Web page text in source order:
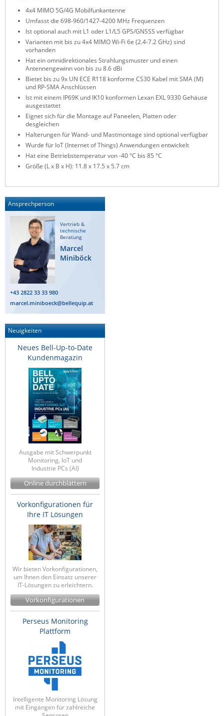
WATTECO
Westermo
Yuasa
ZPE Systems
News zu unseren Herstellern
4x4 MIMO 5G/4G Mobilfunkantenne
Umfasst die 698-960/1427-4200 MHz Frequenzen
Ist optional auch mit L1 oder L1/L5 GPS/GNSSS verfügbar
Varianten mit bis zu 4x4 MIMO Wi-Fi 6e (2.4-7.2 GHz) sind
vorhanden
Hat ein omnidirektionales Strahlungsmuster und einen
Antennengewinn von bis zu 8.6 dBi
Bietet bis zu 9x UN ECE R118 konforme CS30 Kabel mit SMA (M)
und RP-SMA Anschlüssen
Ist mit einem IP69K und IK10 konformen Lexan EXL 9330 Gehäuse
ausgestattet
Eignet sich für die Montage auf Paneelen, Platten oder
desgleichen
Halterungen für Wand- und Mastmontage sind optional verfügbar
Wurde für IoT (Internet of Things) Anwendungen entwickelt
Hat eine Betriebstemperatur von -40 °C bis 85 °C
Größe (L x B x H): 11.8 x 17.5 x 5.7 cm
Ansprechperson
Vertrieb &
technische
Beratung
Marcel
Miniböck
+43 2822 33 33 980
marcel.miniboeck@bellequip.at
Neuigkeiten
Neues Bell-Up-to-Date
Kundenmagazin
Ausgabe mit Schwerpunkt
Monitoring, IoT und
Industrie PCs (AI)
Online durchblättern
Vorkonfigurationen für
Ihre IT Lösungen
Wir bieten Vorkonfigurationen,
um Ihnen den Einsatz unserer
IT-Lösungen zu erleichtern.
Vorkonfigurationen
Perseus Monitoring
Plattform
Intelligente Monitoring Lösung
mit Eingängen für zahlreiche